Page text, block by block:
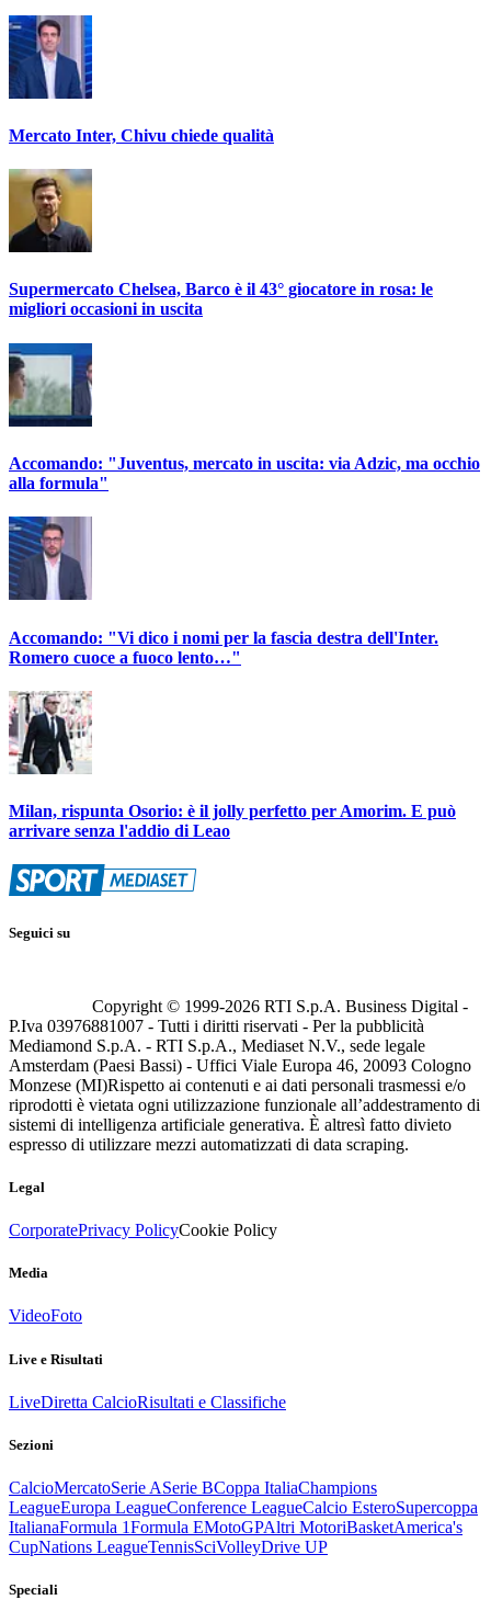
Mercato Inter, Chivu chiede qualità
Supermercato Chelsea, Barco è il 43° giocatore in rosa: le
migliori occasioni in uscita
Accomando: "Juventus, mercato in uscita: via Adzic, ma occhio
alla formula"
Accomando: "Vi dico i nomi per la fascia destra dell'Inter.
Romero cuoce a fuoco lento…"
Milan, rispunta Osorio: è il jolly perfetto per Amorim. E può
arrivare senza l'addio di Leao
Seguici su
Copyright © 1999-2026 RTI S.p.A. Business Digital -
P.Iva 03976881007 - Tutti i diritti riservati - Per la pubblicità
Mediamond S.p.A. - RTI S.p.A., Mediaset N.V., sede legale
Amsterdam (Paesi Bassi) - Uffici Viale Europa 46, 20093 Cologno
Monzese (MI)Rispetto ai contenuti e ai dati personali trasmessi e/o
riprodotti è vietata ogni utilizzazione funzionale all’addestramento di
sistemi di intelligenza artificiale generativa. È altresì fatto divieto
espresso di utilizzare mezzi automatizzati di data scraping.
Legal
CorporatePrivacy PolicyCookie Policy
Media
VideoFoto
Live e Risultati
LiveDiretta CalcioRisultati e Classifiche
Sezioni
CalcioMercatoSerie ASerie BCoppa ItaliaChampions
LeagueEuropa LeagueConference LeagueCalcio EsteroSupercoppa
ItalianaFormula 1Formula EMotoGPAltri MotoriBasketAmerica's
CupNations LeagueTennisSciVolleyDrive UP
Speciali